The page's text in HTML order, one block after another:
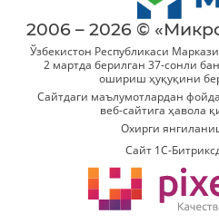
2006 – 2026 ©
Ўзбекистон Республикаси
2 мартда берилган 37-сонли
ошириш ҳуқуқини
Сайтдаги маълумотлардан
веб-сайтига ҳавола
Охирги
Сайт 1C-